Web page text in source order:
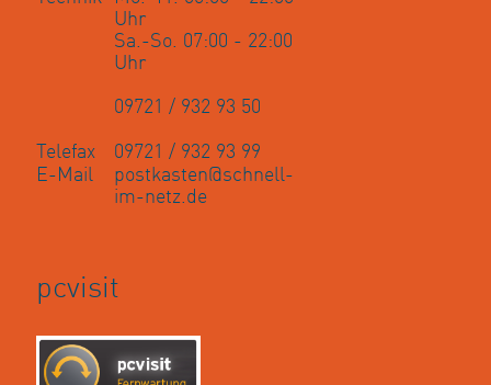
Uhr
Sa.-So. 07:00 - 22:00
Uhr
09721 / 932 93 50
Telefax
09721 / 932 93 99
E-Mail
postkasten@schnell-
im-netz.de
pcvisit